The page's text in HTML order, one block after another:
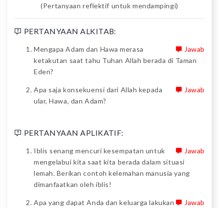
(Pertanyaan reflektif untuk mendampingi)
PERTANYAAN ALKITAB:
Jawab
Mengapa Adam dan Hawa merasa
ketakutan saat tahu Tuhan Allah berada di Taman
Eden?
Jawab
Apa saja konsekuensi dari Allah kepada
ular, Hawa, dan Adam?
PERTANYAAN APLIKATIF:
Jawab
Iblis senang mencuri kesempatan untuk
mengelabui kita saat kita berada dalam situasi
lemah. Berikan contoh kelemahan manusia yang
dimanfaatkan oleh iblis!
Jawab
Apa yang dapat Anda dan keluarga lakukan